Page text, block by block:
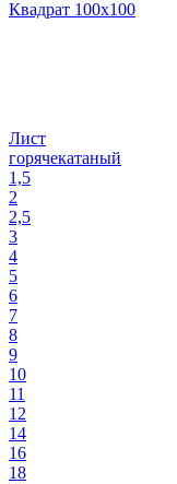
Квадрат 100х100
Лист
горячекатаный
1,5
2
2,5
3
4
5
6
7
8
9
10
11
12
14
16
18